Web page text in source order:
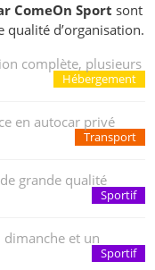
ComeOn Sport sont
qualité d’organisation.
complète, plusieurs
Hébergement
en autocar privé
Transport
grande qualité
Sportif
et un
Sportif